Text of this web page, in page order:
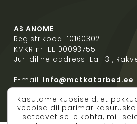
AS ANOME
Registrikood: 10160302
KMKR nr: EE100093755
Juriidiline aadress: Lai 31,
E-mail: Info@matkatarbed.ee
Kasutame küpsiseid, et
veebisaidil parimat
Lisateavet selle kohta,